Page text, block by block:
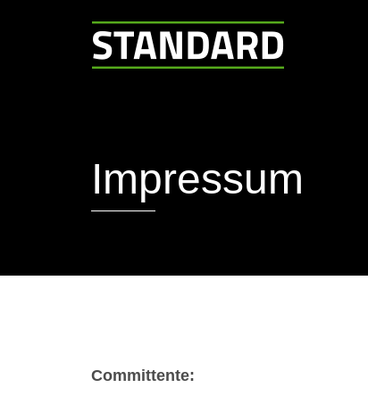
Impressum
Committente: